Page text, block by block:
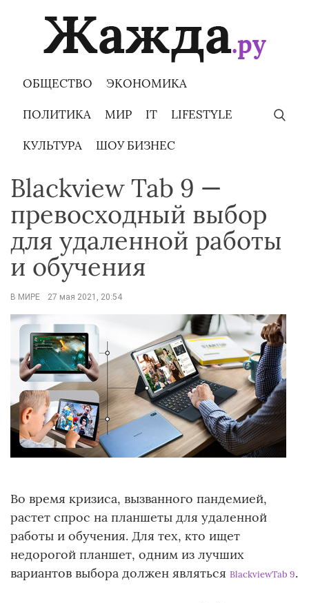
ОБЩЕСТВО ЭКОНОМИКА
ПОЛИТИКА МИР IT LIFESTYLE
КУЛЬТУРА ШОУ БИЗНЕС
Blackview Tab 9 —
превосходный выбор
для удаленной работы
и обучения
В МИРЕ 27 мая 2021, 20:54
Во время кризиса, вызванного пандемией,
растет спрос на планшеты для удаленной
работы и обучения. Для тех, кто ищет
недорогой планшет, одним из лучших
вариантов выбора должен являться BlackviewTab 9.